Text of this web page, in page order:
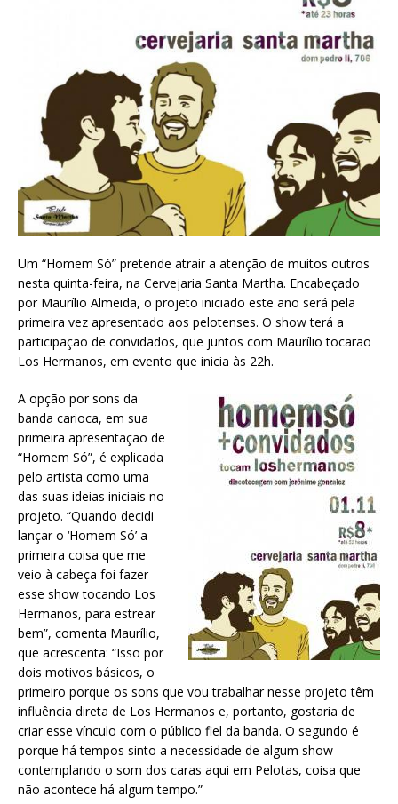
Um “Homem Só” pretende atrair a atenção de muitos outros
nesta quinta-feira, na Cervejaria Santa Martha. Encabeçado
por Maurílio Almeida, o projeto iniciado este ano será pela
primeira vez apresentado aos pelotenses. O show terá a
participação de convidados, que juntos com Maurílio tocarão
Los Hermanos, em evento que inicia às 22h.
A opção por sons da
banda carioca, em sua
primeira apresentação de
“Homem Só”, é explicada
pelo artista como uma
das suas ideias iniciais no
projeto. “Quando decidi
lançar o ‘Homem Só’ a
primeira coisa que me
veio à cabeça foi fazer
esse show tocando Los
Hermanos, para estrear
bem”, comenta Maurílio,
que acrescenta: “Isso por
dois motivos básicos, o
primeiro porque os sons que vou trabalhar nesse projeto têm
influência direta de Los Hermanos e, portanto, gostaria de
criar esse vínculo com o público fiel da banda. O segundo é
porque há tempos sinto a necessidade de algum show
contemplando o som dos caras aqui em Pelotas, coisa que
não acontece há algum tempo.”